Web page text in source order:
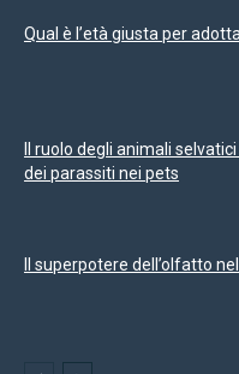
Qual è l’età giusta per
Il ruolo degli animali
dei parassiti nei pets
Il superpotere dell’olfatto